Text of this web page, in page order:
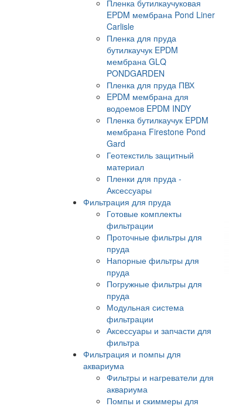
Пленка бутилкаучуковая
EPDM мембрана Pond Liner
Carlisle
Пленка для пруда
бутилкаучук EPDM
мембрана GLQ
PONDGARDEN
Пленка для пруда ПВХ
EPDM мембрана для
водоемов EPDM INDY
Пленка бутилкаучук EPDM
мембрана Firestone Pond
Gard
Геотекстиль защитный
материал
Пленки для пруда -
Аксессуары
Фильтрация для пруда
Готовые комплекты
фильтрации
Проточные фильтры для
пруда
Напорные фильтры для
пруда
Погружные фильтры для
пруда
Модульная система
фильтрации
Аксессуары и запчасти для
фильтра
Фильтрация и помпы для
аквариума
Фильтры и нагреватели для
аквариума
Помпы и скиммеры для